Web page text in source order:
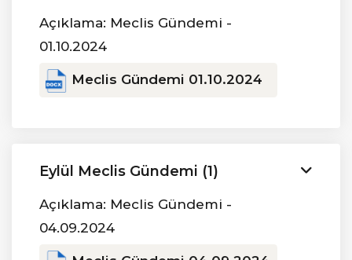
Açıklama: Meclis Gündemi -
01.10.2024
Meclis Gündemi 01.10.2024
Eylül Meclis Gündemi (1)
Açıklama: Meclis Gündemi -
04.09.2024